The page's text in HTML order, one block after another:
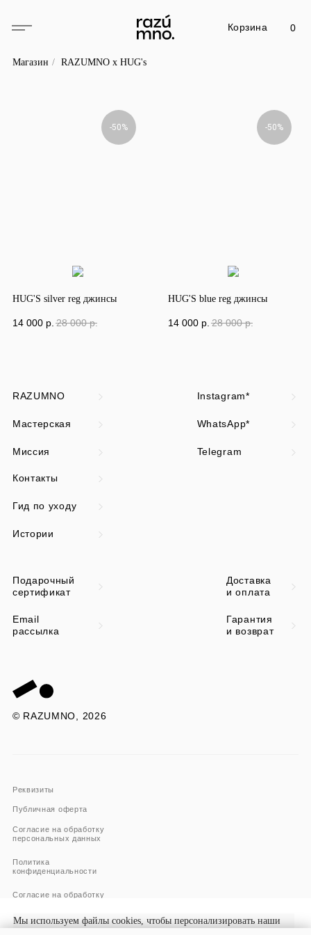
Корзина 0
Мы используем файлы cookies, чтобы персонализировать наши
Магазин / RAZUMNO x HUG's
-50%
HUG'S silver reg джинсы
14 000 р. 28 000 р.
-50%
HUG'S blue reg джинсы
14 000 р. 28 000 р.
RAZUMNO
Миссия
Мастерская
© RAZUMNO, 2026
Гид по уходу
Согласие на обработку
персональных данных
Согласие на обработку
Публичная оферта
Политика
конфиденциальности
Контакты
WhatsApp*
Истории
Подарочный
сертификат
Гарантия
и возврат
Доставка
и оплата
Telegram
Реквизиты
Instagram*
Email
рассылка